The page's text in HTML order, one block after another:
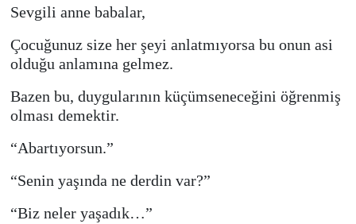
Sevgili anne babalar,
Çocuğunuz size her şeyi anlatmıyorsa bu onun asi
olduğu anlamına gelmez.
Bazen bu, duygularının küçümseneceğini öğrenmiş
olması demektir.
“Abartıyorsun.”
“Senin yaşında ne derdin var?”
“Biz neler yaşadık…”
Yemek